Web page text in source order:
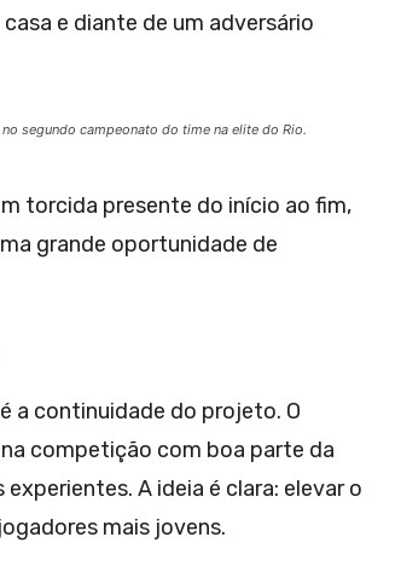
e diante de um adversário
segundo campeonato do time na elite do Rio.
torcida presente do início ao fim,
grande oportunidade de
a continuidade do projeto. O
competição com boa parte da
A ideia é clara: elevar o
mais jovens.